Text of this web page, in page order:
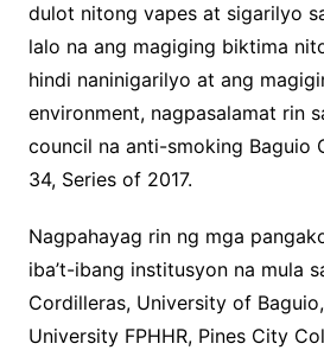
dulot nitong vapes at sigarilyo
lalo na ang magiging biktima
hindi naninigarilyo at ang
environment, nagpasalamat rin
council na anti-smoking Baguio
34, Series of 2017.
Nagpahayag rin ng mga
iba’t-ibang institusyon na mula
Cordilleras, University of
University FPHHR, Pines City